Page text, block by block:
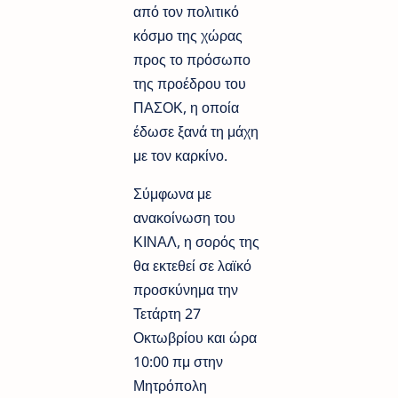
από τον πολιτικό
κόσμο της χώρας
προς το πρόσωπο
της προέδρου του
ΠΑΣΟΚ, η οποία
έδωσε ξανά τη μάχη
με τον καρκίνο.
Σύμφωνα με
ανακοίνωση του
ΚΙΝΑΛ, η σορός της
θα εκτεθεί σε λαϊκό
προσκύνημα την
Τετάρτη 27
Οκτωβρίου και ώρα
10:00 πμ στην
Μητρόπολη